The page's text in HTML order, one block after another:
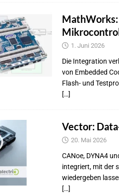
MathWorks:
1. Juni 2026
Die Integration
von Embedded
Flash- und
[…]
Vector:
20. Mai 2026
CANoe, DYNA4
integriert, mit der
wiedergeben
[…]